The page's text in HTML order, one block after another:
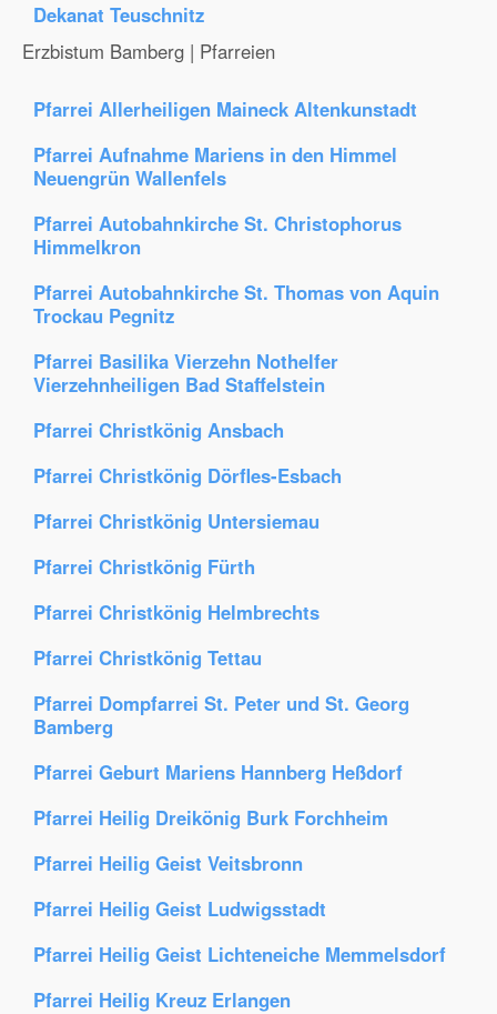
Dekanat Teuschnitz
Erzbistum Bamberg | Pfarreien
Pfarrei Allerheiligen Maineck Altenkunstadt
Pfarrei Aufnahme Mariens in den Himmel
Neuengrün Wallenfels
Pfarrei Autobahnkirche St. Christophorus
Himmelkron
Pfarrei Autobahnkirche St. Thomas von Aquin
Trockau Pegnitz
Pfarrei Basilika Vierzehn Nothelfer
Vierzehnheiligen Bad Staffelstein
Pfarrei Christkönig Ansbach
Pfarrei Christkönig Dörfles-Esbach
Pfarrei Christkönig Untersiemau
Pfarrei Christkönig Fürth
Pfarrei Christkönig Helmbrechts
Pfarrei Christkönig Tettau
Pfarrei Dompfarrei St. Peter und St. Georg
Bamberg
Pfarrei Geburt Mariens Hannberg Heßdorf
Pfarrei Heilig Dreikönig Burk Forchheim
Pfarrei Heilig Geist Veitsbronn
Pfarrei Heilig Geist Ludwigsstadt
Pfarrei Heilig Geist Lichteneiche Memmelsdorf
Pfarrei Heilig Kreuz Erlangen